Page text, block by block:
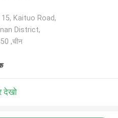
Kaituo Road,
District,
,चीन
देखो